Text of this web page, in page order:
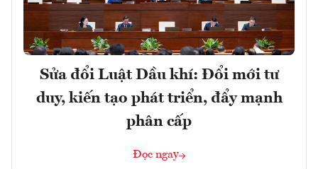
Sửa đổi Luật Dầu khí: Đổi mới tư
duy, kiến tạo phát triển, đẩy mạnh
phân cấp
Đọc ngay